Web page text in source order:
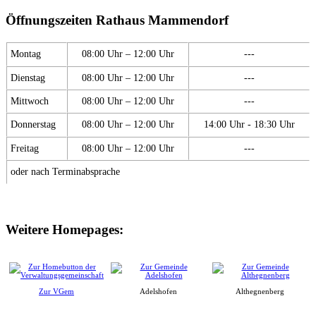
Öffnungszeiten Rathaus Mammendorf
Montag 08:00 Uhr – 12:00 Uhr ---
Dienstag 08:00 Uhr – 12:00 Uhr ---
Mittwoch 08:00 Uhr – 12:00 Uhr ---
Donnerstag 08:00 Uhr – 12:00 Uhr 14:00 Uhr - 18:30 Uhr
Freitag 08:00 Uhr – 12:00 Uhr ---
oder nach Terminabsprache
Weitere Homepages:
Zur VGem Adelshofen Althegnenberg